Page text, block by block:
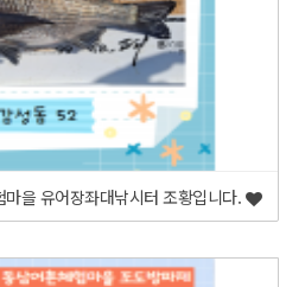
을 유어장좌대낚시터 조황입니다.